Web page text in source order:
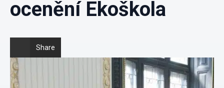
ocenění Ekoškola
Share